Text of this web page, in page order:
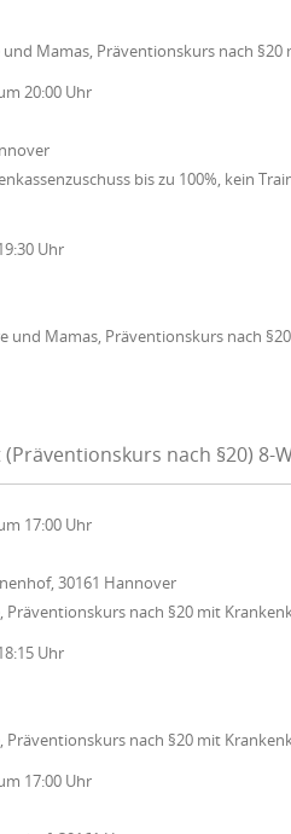
Mamas, Präventionskurs nach §20
20:00 Uhr
bis zu 100%, kein
Uhr
und Mamas, Präventionskurs nach
nach §20) 8-
17:00 Uhr
30161 Hannover
nach §20 mit
Uhr
nach §20 mit
17:00 Uhr